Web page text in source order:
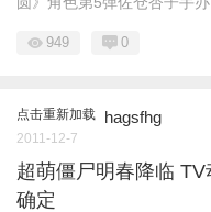
949 0
点击重新加载 hagsfhg
2011-12-7
超萌僵尸明春降临
确定